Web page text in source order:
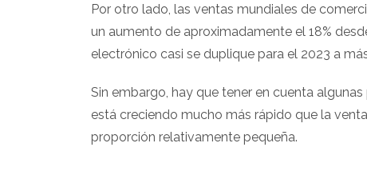
Por otro lado, las ventas mundiales de
un aumento de aproximadamente el 18%
electrónico casi se duplique para el 2023 a
Sin embargo, hay que tener en cuenta
está creciendo mucho más rápido que la
proporción relativamente pequeña.